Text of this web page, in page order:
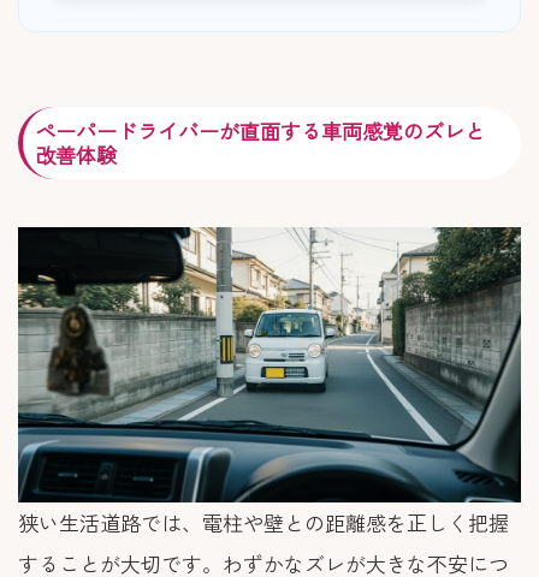
ペーパードライバーが直面する車両感覚のズレと
改善体験
狭い生活道路では、電柱や壁との距離感を正しく把握
することが大切です。わずかなズレが大きな不安につ